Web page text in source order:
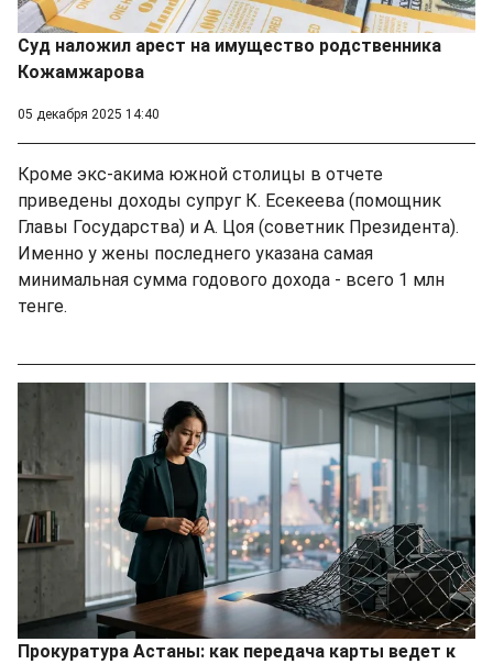
Суд наложил арест на имущество родственника
Кожамжарова
05 декабря 2025 14:40
Кроме экс-акима южной столицы в отчете
приведены доходы супруг К. Есекеева (помощник
Главы Государства) и А. Цоя (советник Президента).
Именно у жены последнего указана самая
минимальная сумма годового дохода - всего 1 млн
тенге.
Прокуратура Астаны: как передача карты ведет к